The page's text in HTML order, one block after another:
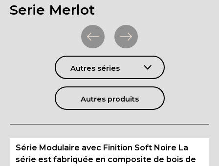
Serie Merlot
Autres séries
Autres produits
Série Modulaire avec Finition Soft Noire La
série est fabriquée en composite de bois de